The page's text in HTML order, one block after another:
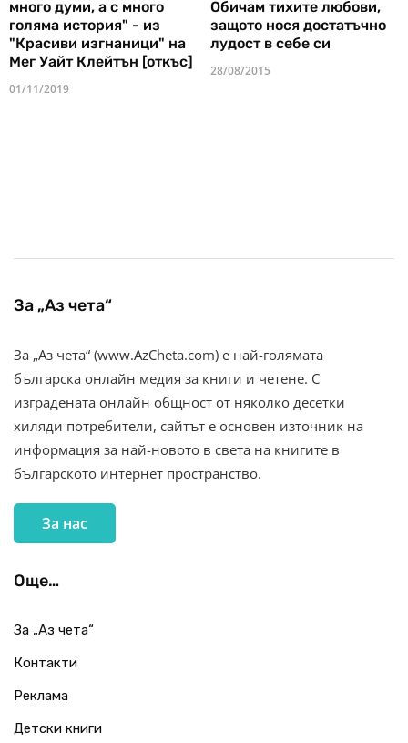
много думи, а с много
голяма история" - из
"Красиви изгнаници" на
Мег Уайт Клейтън [откъс]
01/11/2019
Обичам тихите любови,
защото нося достатъчно
лудост в себе си
28/08/2015
За „Аз чета“
За „Аз чета“ (www.AzCheta.com) е най-голямата
българска онлайн медия за книги и четене. С
изградената онлайн общност от няколко десетки
хиляди потребители, сайтът е основен източник на
информация за най-новото в света на книгите в
българското интернет пространство.
За нас
Още…
За „Аз чета“
Контакти
Реклама
Детски книги